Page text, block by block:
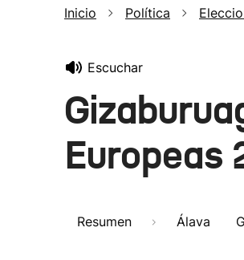
Inicio Política
Escuchar
Europeas
Resumen Álava